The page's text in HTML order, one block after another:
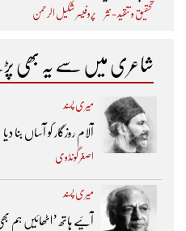
تحقیق و تنقید - نثر پروفیسر شکیل الرحمن
شاعری میں سے یہ بھی
میری پسند
آلام روزگار کو آساں بنا دیا
اصغر گونڈوی
میری پسند
آئیے ہاتھ ’اٹھائیں ہم